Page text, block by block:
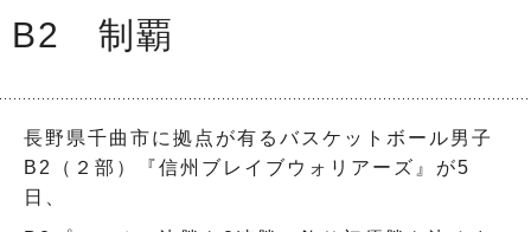
B2 制覇
長野県千曲市に拠点が有るバスケットボール男子
B2（２部）『信州ブレイブウォリアーズ』が5
日、